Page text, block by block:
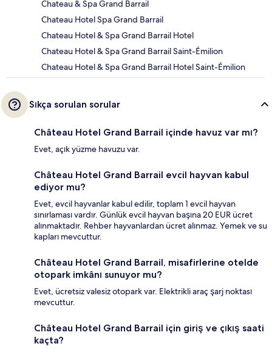
Chateau & Spa Grand Barrail
Chateau Hotel Spa Grand Barrail
Chateau Hotel & Spa Grand Barrail Hotel
Chateau Hotel & Spa Grand Barrail Saint-Émilion
Chateau Hotel & Spa Grand Barrail Hotel Saint-Émilion
Sıkça sorulan sorular
Château Hotel Grand Barrail içinde havuz var mı?
Evet, açık yüzme havuzu var.
Château Hotel Grand Barrail evcil hayvan kabul
ediyor mu?
Evet, evcil hayvanlar kabul edilir, toplam 1 evcil hayvan
sınırlaması vardır. Günlük evcil hayvan başına 20 EUR ücret
alınmaktadır. Rehber hayvanlardan ücret alınmaz. Yemek ve su
kapları mevcuttur.
Château Hotel Grand Barrail, misafirlerine otelde
otopark imkânı sunuyor mu?
Evet, ücretsiz valesiz otopark var. Elektrikli araç şarj noktası
mevcuttur.
Château Hotel Grand Barrail için giriş ve çıkış saati
kaçta?